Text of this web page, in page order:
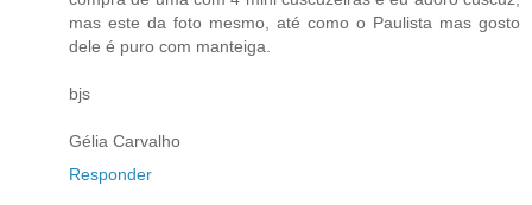
mas este da foto mesmo, até como o Paulista mas gosto
dele é puro com manteiga.
bjs
Gélia Carvalho
Responder